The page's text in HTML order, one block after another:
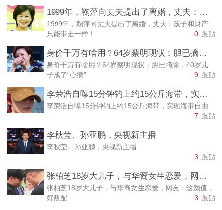
1999年，鞠萍向丈夫提出了离婚，丈夫：孩子和财产只能带走一样！
1999年，鞠萍向丈夫提出了离婚，丈夫：孩子和财产
只能带走一样！
0 跟贴
身价千万有啥用？64岁蔡明现状：胆已摘除，40岁儿子成了“心病”
身价千万有啥用？64岁蔡明现状：胆已摘除，40岁儿
子成了“心病”
9 跟贴
李荣浩自曝15分钟钓上约15公斤海带，实现海带自由
李荣浩自曝15分钟钓上约15公斤海带，实现海带自由
7 跟贴
李秋莹、孙亚鹏，央视新主播
李秋莹、孙亚鹏，央视新主播
3 跟贴
张柏芝18岁大儿子，与华裔女生恋爱，网友：这颜值，好般配
张柏芝18岁大儿子，与华裔女生恋爱，网友：这颜值，
好般配
3 跟贴